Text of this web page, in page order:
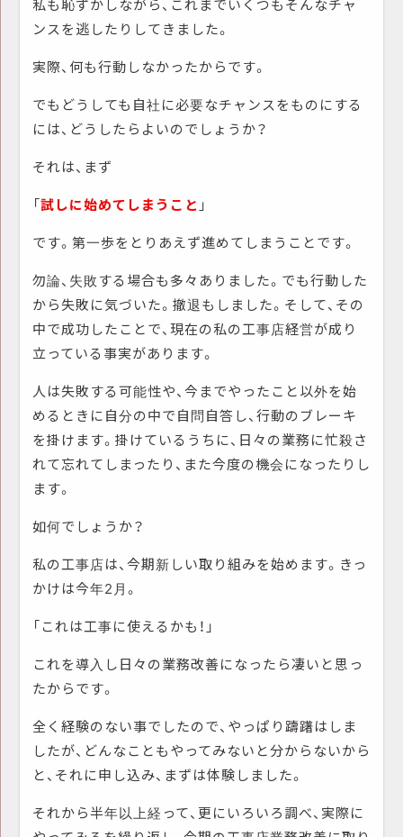
私も恥ずかしながら、これまでいくつもそんなチャ
ンスを逃したりしてきました。
実際、何も行動しなかったからです。
でもどうしても自社に必要なチャンスをものにする
には、どうしたらよいのでしょうか？
それは、まず
「試しに始めてしまうこと 」
です。第一歩をとりあえず進めてしまうことです。
勿論、失敗する場合も多々ありました。でも行動した
から失敗に気づいた。撤退もしました。そして、その
中で成功したことで、現在の私の工事店経営が成り
立っている事実があります。
人は失敗する可能性や、今までやったこと以外を始
めるときに自分の中で自問自答し、行動のブレーキ
を掛けます。掛けているうちに、日々の業務に忙殺さ
れて忘れてしまったり、また今度の機会になったりし
ます。
如何でしょうか？
私の工事店は、今期新しい取り組みを始めます。きっ
かけは今年2月。
「これは工事に使えるかも！」
これを導入し日々の業務改善になったら凄いと思っ
たからです。
全く経験のない事でしたので、やっぱり躊躇はしま
したが、どんなこともやってみないと分からないから
と、それに申し込み、まずは体験しました。
それから半年以上経って、更にいろいろ調べ、実際に